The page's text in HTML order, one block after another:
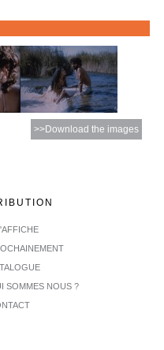
>>Download the images
SOMMES NOUS ?